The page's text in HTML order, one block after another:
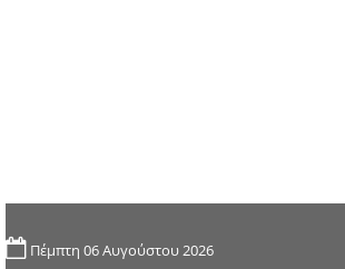
Πέμπτη 06 Αυγούστου 2026